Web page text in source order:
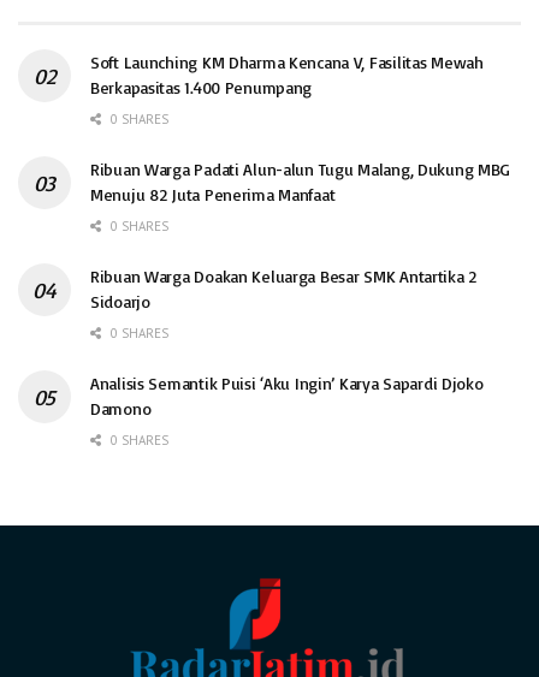
Soft Launching KM Dharma Kencana V, Fasilitas Mewah
Berkapasitas 1.400 Penumpang
0 SHARES
Ribuan Warga Padati Alun-alun Tugu Malang, Dukung MBG
Menuju 82 Juta Penerima Manfaat
0 SHARES
Ribuan Warga Doakan Keluarga Besar SMK Antartika 2
Sidoarjo
0 SHARES
Analisis Semantik Puisi ‘Aku Ingin’ Karya Sapardi Djoko
Damono
0 SHARES